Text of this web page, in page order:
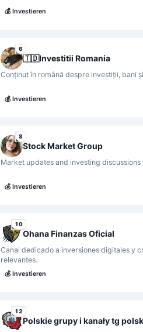
💰 Investieren
6
🇹🇩Investitii Romania
Conținut în română despre investiții, bani
💰 Investieren
8
Stock Market Group
Market updates and investing
💰 Investieren
10
Ohana Finanzas Oficial
Canal dedicado a inversiones digitales y
relevantes.
💰 Investieren
12
Polskie grupy i kanały tg